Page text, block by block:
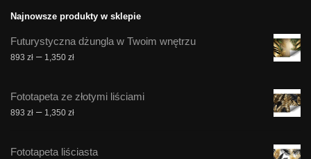
Najnowsze produkty w sklepie
Futurystyczna dżungla w Twoim wnętrzu
893 zł – 1,350 złZakres
893 zł
do
Fototapeta ze złotymi liściami
893 zł – 1,350 złZakres
Fototapeta liściasta